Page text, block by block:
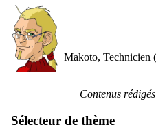
Makoto, Technicien
Contenus
Sélecteur de thème